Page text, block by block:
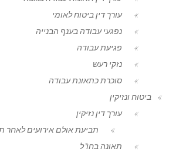
עורך דין ביטוח לאומי
נפגעי עבודה בענף הבנייה
פגיעת עבודה
נזקי רעש
סוכרת כתאונת עבודה
ביטוח ונזיקין
עורך דין נזיקין
תביעת אולם אירועים לאחר
תאונה בחו"ל